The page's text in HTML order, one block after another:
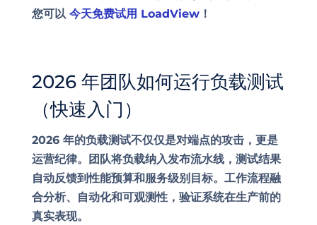
您可以 今天免费试用 LoadView！
2026 年团队如何运行负载测试
（快速入门）
2026 年的负载测试不仅仅是对端点的攻击，更是
运营纪律。团队将负载纳入发布流水线，测试结果
自动反馈到性能预算和服务级别目标。工作流程融
合分析、自动化和可观测性，验证系统在生产前的
真实表现。